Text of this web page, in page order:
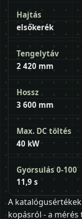
Hajtás
elsőkerék
Tengelytáv
2 420 mm
Hossz
3 600 mm
Max. DC töltés
40 kW
Gyorsulás 0-100
11,9 s
A
kopásról - a mérés